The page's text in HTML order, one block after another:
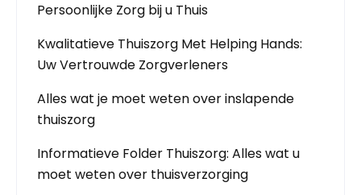
Persoonlijke Zorg bij u Thuis
Kwalitatieve Thuiszorg Met Helping Hands:
Uw Vertrouwde Zorgverleners
Alles wat je moet weten over inslapende
thuiszorg
Informatieve Folder Thuiszorg: Alles wat u
moet weten over thuisverzorging